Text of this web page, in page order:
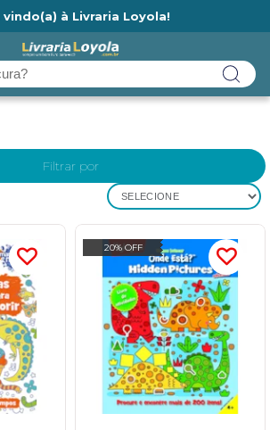
vindo(a) à Livraria Loyola!
Filtrar por
SELECIONE
20% OFF